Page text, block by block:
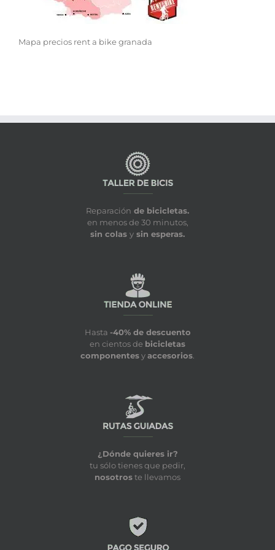
Mapa precios rent a bike granada
Reparación de bicicletas.
en menos de 30 minutos,
sin colas y sin esperas.
Hasta -40% de descuento
en cientos de bicicletas
componentesyaccesorios
¿Dónde quieres ir?
tu sólo tienes que pedir,
nosotroste llevamos